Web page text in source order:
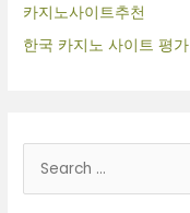
카지노사이트추천
한국 카지노 사이트 평가
u